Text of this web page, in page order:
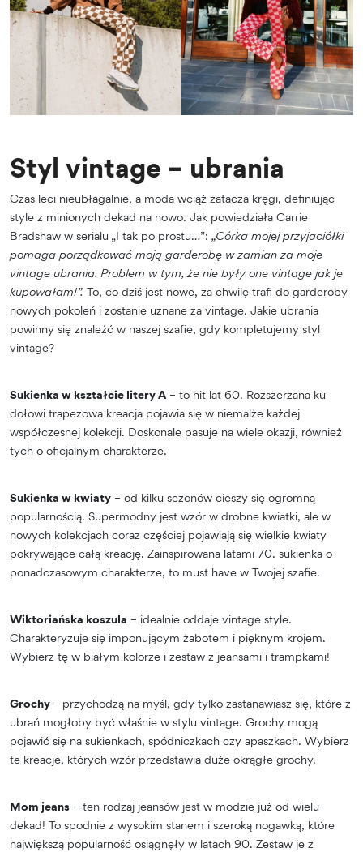
Styl vintage – ubrania
Czas leci nieubłagalnie, a moda wciąż zatacza kręgi, definiując
style z minionych dekad na nowo. Jak powiedziała Carrie
Bradshaw w serialu „I tak po prostu…”: „Córka mojej przyjaciółki
pomaga porządkować moją garderobę w zamian za moje
vintage ubrania. Problem w tym, że nie były one vintage jak je
kupowałam!”. To, co dziś jest nowe, za chwilę trafi do garderoby
nowych pokoleń i zostanie uznane za vintage. Jakie ubrania
powinny się znaleźć w naszej szafie, gdy kompletujemy styl
vintage?
Sukienka w kształcie litery A – to hit lat 60. Rozszerzana ku
dołowi trapezowa kreacja pojawia się w niemalże każdej
współczesnej kolekcji. Doskonale pasuje na wiele okazji, również
tych o oficjalnym charakterze.
Sukienka w kwiaty – od kilku sezonów cieszy się ogromną
popularnością. Supermodny jest wzór w drobne kwiatki, ale w
nowych kolekcjach coraz częściej pojawiają się wielkie kwiaty
pokrywające całą kreację. Zainspirowana latami 70. sukienka o
ponadczasowym charakterze, to must have w Twojej szafie.
Wiktoriańska koszula – idealnie oddaje vintage style.
Charakteryzuje się imponującym żabotem i pięknym krojem.
Wybierz tę w białym kolorze i zestaw z jeansami i trampkami!
Grochy – przychodzą na myśl, gdy tylko zastanawiasz się, które z
ubrań mogłoby być właśnie w stylu vintage. Grochy mogą
pojawić się na sukienkach, spódniczkach czy apaszkach. Wybierz
te kreacje, których wzór przedstawia duże okrągłe grochy.
Mom jeans – ten rodzaj jeansów jest w modzie już od wielu
dekad! To spodnie z wysokim stanem i szeroką nogawką, które
największą popularność osiągnęły w latach 90. Zestaw je z